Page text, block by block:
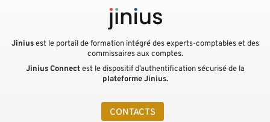
CONTACTS
Jiniusest le portail de formation intégré des experts-comptables et des
commissaires aux comptes.
Jinius Connectest le dispositif d’authentification sécurisé de la
plateforme Jinius.